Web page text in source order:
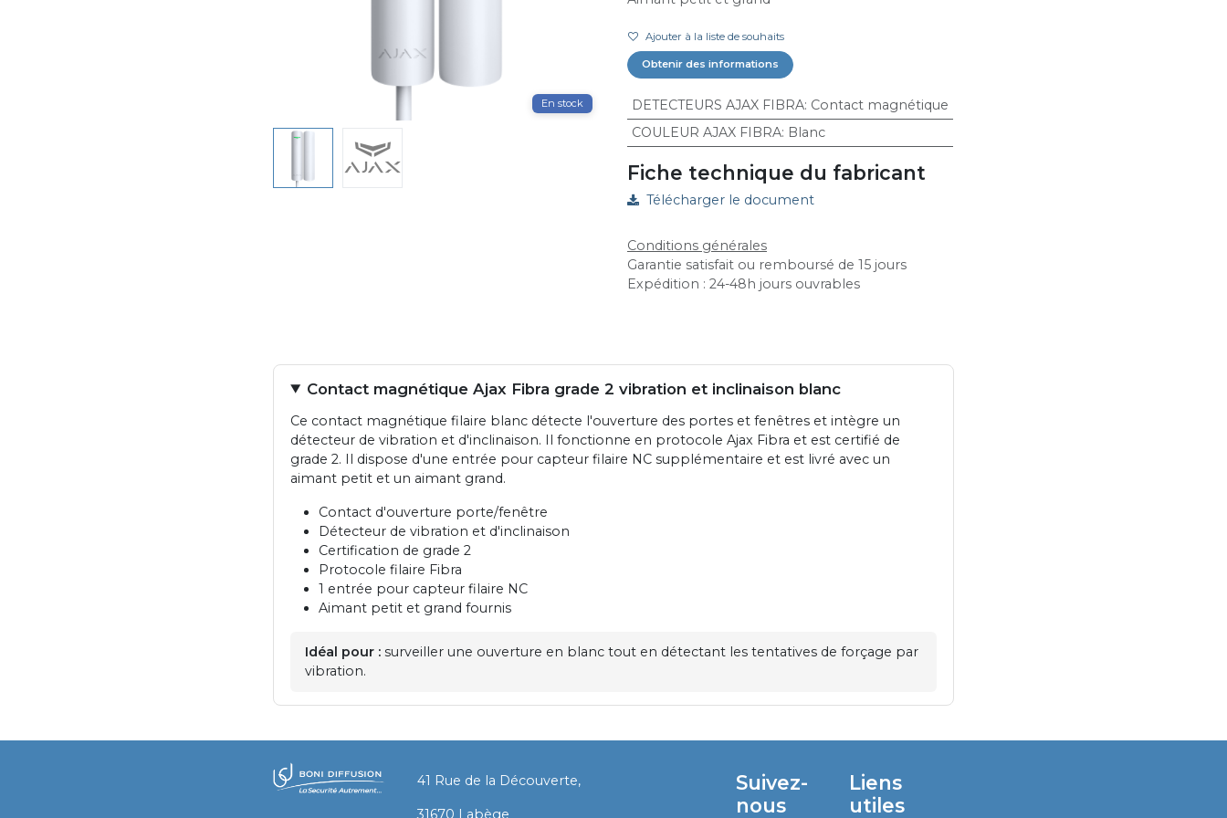
En stock
Ajouter à la liste de souhaits
Obtenir des informations
DETECTEURS AJAX FIBRA: Contact magnétique
COULEUR AJAX FIBRA: Blanc
Fiche technique du fabricant
Télécharger le document
Conditions générales
Garantie satisfait ou remboursé de 15 jours
Expédition : 24-48h jours ouvrables
Contact magnétique Ajax Fibra grade 2 vibration et inclinaison blanc
Ce contact magnétique filaire blanc détecte l'ouverture des portes et fenêtres et intègre un
détecteur de vibration et d'inclinaison. Il fonctionne en protocole Ajax Fibra et est certifié de
grade 2. Il dispose d'une entrée pour capteur filaire NC supplémentaire et est livré avec un
aimant petit et un aimant grand.
Contact d'ouverture porte/fenêtre
Détecteur de vibration et d'inclinaison
Certification de grade 2
Protocole filaire Fibra
1 entrée pour capteur filaire NC
Aimant petit et grand fournis
Idéal pour : surveiller une ouverture en blanc tout en détectant les tentatives de forçage par
vibration.
​41 Rue de la Découverte,
Liens
utiles
Suivez-
nous